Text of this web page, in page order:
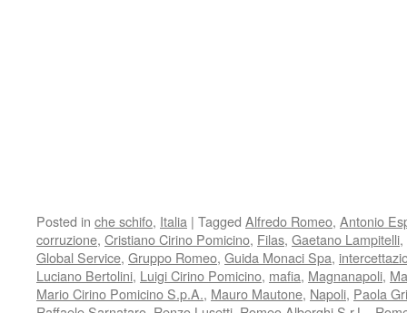
Posted in che schifo, Italia | Tagged Alfredo Romeo, Antonio
corruzione, Cristiano Cirino Pomicino, Filas, Gaetano Lampitelli,
Global Service, Gruppo Romeo, Guida Monaci Spa,
Luciano Bertolini, Luigi Cirino Pomicino, mafia, Magnanapoli,
Mario Cirino Pomicino S.p.A., Mauro Mautone, Napoli, Paola